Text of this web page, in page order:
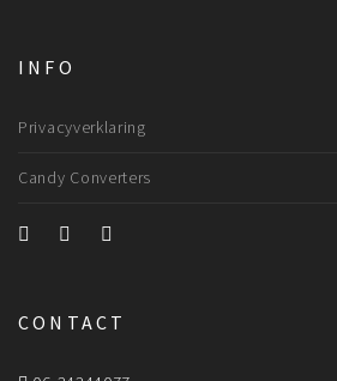
INFO
Privacyverklaring
Candy Converters
CONTACT